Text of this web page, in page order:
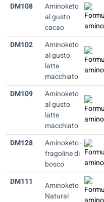
DM108
Aminoketo
al gusto
cacao
DM102
Aminoketo
al gusto
latte
macchiato
DM109
Aminoketo
al gusto
latte
macchiato
DM128
Aminoketo -
fragoline di
bosco
DM111
Aminoketo
Natural